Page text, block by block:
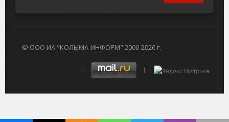
© ООО ИА "КОЛЫМА-ИНФОРМ" 2000-2026 г.